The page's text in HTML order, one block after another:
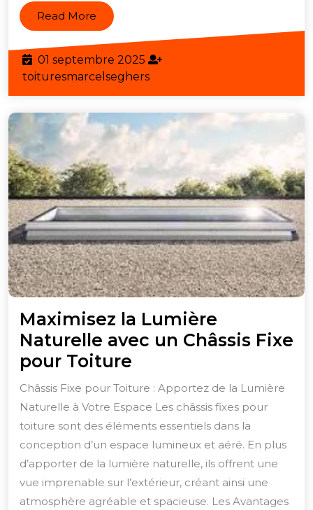
toiture
Read More Read
More
01 septembre 2025 01
septembre
2025
toituresmarcelsegherstoituresmarcelseghers
Maximisez la Lumière
Naturelle avec un Châssis Fixe
pour Toiture
la
Lumière
Naturelle
avec
un
Châssis
Châssis Fixe pour Toiture : Apportez de la Lumière
Naturelle à Votre Espace Les châssis fixes pour
toiture sont des éléments essentiels dans la
conception d’un espace lumineux et aéré. En plus
d’apporter de la lumière naturelle, ils offrent une
vue imprenable sur l’extérieur, créant ainsi une
atmosphère agréable et spacieuse. Les Avantages